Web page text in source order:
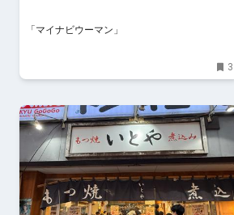
「マイナビウーマン」
3